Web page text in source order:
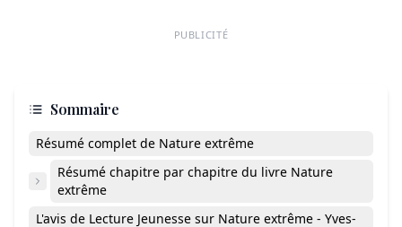
PUBLICITÉ
Sommaire
Résumé complet de Nature extrême
Résumé chapitre par chapitre du livre Nature
extrême
L'avis de Lecture Jeunesse sur Nature extrême - Yves-